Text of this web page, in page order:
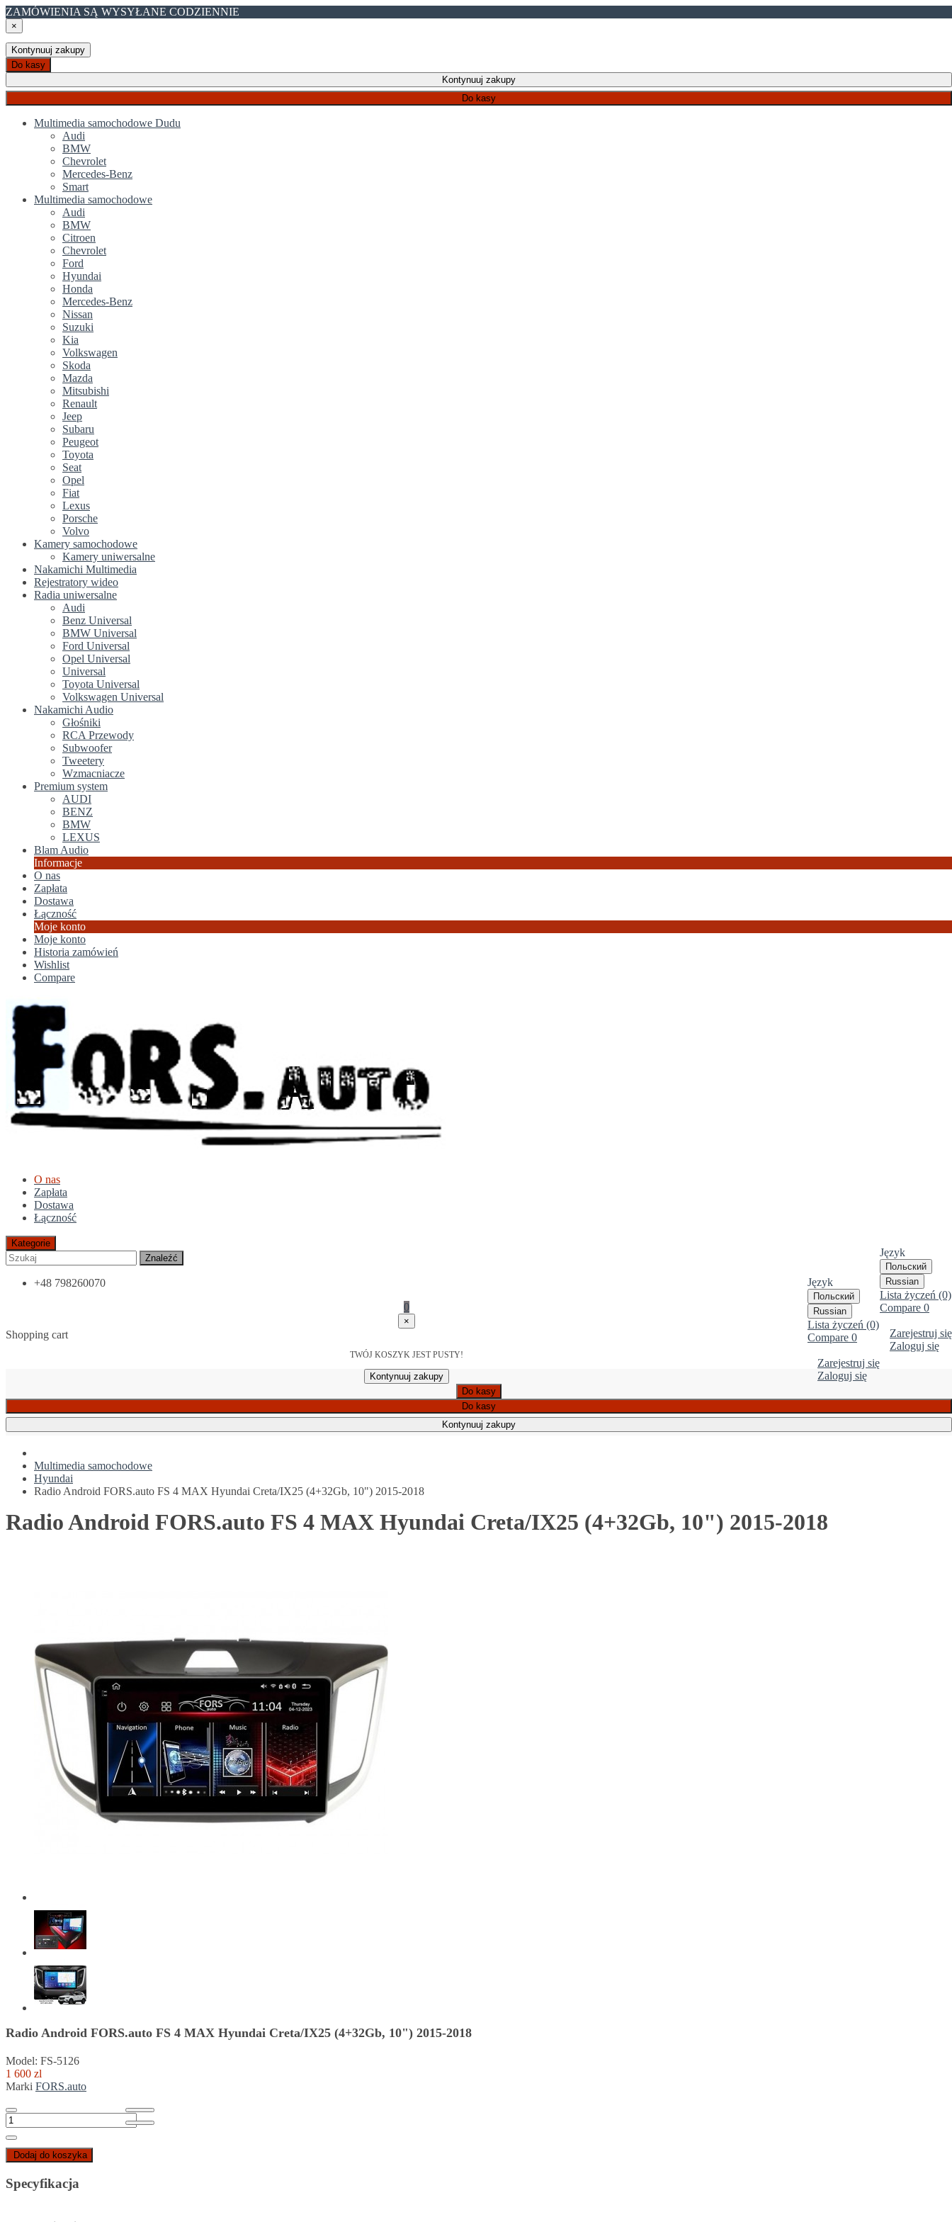
ZAMÓWIENIA SĄ WYSYŁANE CODZIENNIE
×
Kontynuuj zakupy
Do kasy
Kontynuuj zakupy
Do kasy
Multimedia samochodowe Dudu
Audi
BMW
Chevrolet
Mercedes-Benz
Smart
Multimedia samochodowe
Audi
BMW
Citroen
Chevrolet
Ford
Hyundai
Honda
Mercedes-Benz
Nissan
Suzuki
Kia
Volkswagen
Skoda
Mazda
Mitsubishi
Renault
Jeep
Subaru
Peugeot
Toyota
Seat
Opel
Fiat
Lexus
Porsche
Volvo
Kamery samochodowe
Kamery uniwersalne
Nakamichi Multimedia
Rejestratory wideo
Radia uniwersalne
Audi
Benz Universal
BMW Universal
Ford Universal
Opel Universal
Universal
Toyota Universal
Volkswagen Universal
Nakamichi Audio
Głośniki
RCA Przewody
Subwoofer
Tweetery
Wzmacniacze
Premium system
AUDI
BENZ
BMW
LEXUS
Blam Audio
Informacje
O nas
Zapłata
Dostawa
Łączność
Moje konto
Moje konto
Historia zamówień
Wishlist
Compare
O nas
Zapłata
Dostawa
Łączność
Język
Польский
Russian
Lista życzeń (0)
Compare 0
Zarejestruj się
Zaloguj się
Kategorie
Znaleźć
Język
Польский
Russian
Lista życzeń (0)
Compare 0
Zarejestruj się
Zaloguj się
+48 798260070
0
×
Shopping cart
TWÓJ KOSZYK JEST PUSTY!
Kontynuuj zakupy
Do kasy
Do kasy
Kontynuuj zakupy
Multimedia samochodowe
Hyundai
Radio Android FORS.auto FS 4 MAX Hyundai Creta/IX25 (4+32Gb, 10") 2015-2018
Radio Android FORS.auto FS 4 MAX Hyundai Creta/IX25 (4+32Gb, 10") 2015-2018
Radio Android FORS.auto FS 4 MAX Hyundai Creta/IX25 (4+32Gb, 10") 2015-2018
Model: FS-5126
1 600 zl
Marki FORS.auto
Dodaj do koszyka
Specyfikacja